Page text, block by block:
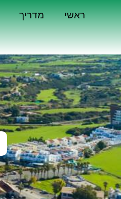
ראשי מדריך